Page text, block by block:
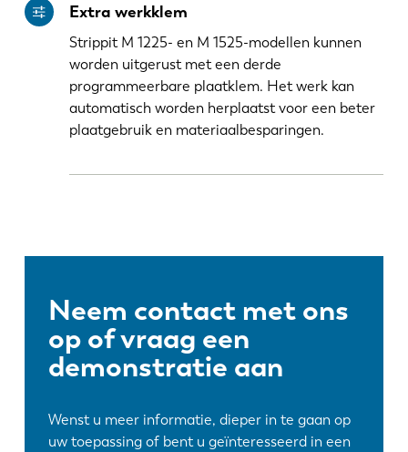
Extra werkklem
Strippit M 1225- en M 1525-modellen kunnen
worden uitgerust met een derde
programmeerbare plaatklem. Het werk kan
automatisch worden herplaatst voor een beter
plaatgebruik en materiaalbesparingen.
Neem contact met ons
op of vraag een
demonstratie aan
Wenst u meer informatie, dieper in te gaan op
uw toepassing of bent u geïnteresseerd in een